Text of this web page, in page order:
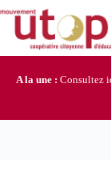
contenu
A la une : Consultez